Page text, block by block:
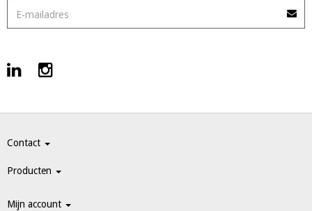
Contact
Producten
Mijn account